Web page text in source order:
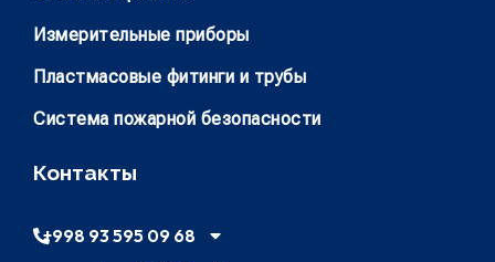
Измерительные приборы
Пластмасовые фитинги и трубы
Система пожарной безопасности
Контакты
+998 93 595 09 68